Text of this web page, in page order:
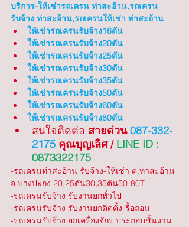
บริการ-ให้เช่ารถเครน ท่าสะอ้าน,รถเครน
รับจ้าง ท่าสะอ้าน,รถเครนให้เช่า ท่าสะอ้าน
ให้เช่ารถเครนรับจ้าง16ตัน
ให้เช่ารถเครนรับจ้าง20ตัน
ให้เช่ารถเครนรับจ้าง25ตัน
ให้เช่ารถเครนรับจ้าง30ตัน
ให้เช่ารถเครนรับจ้าง35ตัน
ให้เช่ารถเครนรับจ้าง50ตัน
ให้เช่ารถเครนรับจ้าง60ตัน
ให้เช่ารถเครนรับจ้าง80ตัน
สนใจติดต่อ สายด่วน 087-332-
2175 คุณบุญเลิศ / LINE ID :
0873322175
-รถเครนท่าสะอ้าน รับจ้าง-ให้เช่า ต.ท่าสะอ้าน
อ.บางปะกง 20,25ตัน30,35ตัน50-80T
-รถเครนรับจ้าง รับงานยกทั่วไป
-รถเครนรับจ้าง รับงานยกติดตั้ง-รื้อถอน
-รถเครนรับจ้าง ยกเครื่องจักร ประกอบชิ้นงาน